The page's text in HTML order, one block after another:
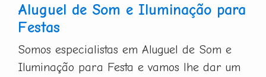
Aluguel de Som e Iluminação para
Festas
Somos especialistas em Aluguel de Som e
Iluminação para Festa e vamos lhe dar um